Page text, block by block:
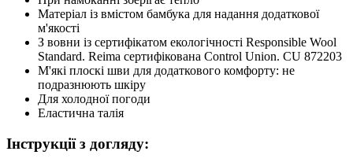
Матеріал із вмістом бамбука для надання додаткової
м'якості
З вовни із сертифікатом екологічності Responsible Wool
Standard. Reima сертифікована Control Union. CU 872203
М'які плоскі шви для додаткового комфорту: не
подразнюють шкіру
Для холодної погоди
Еластична талія
Інструкції з догляду: